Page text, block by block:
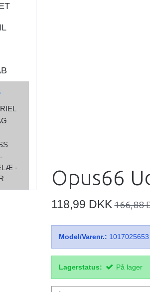
-
Opus66
118,99 DKK 166,88
Model/Varenr.:
Lagerstatus: På lager